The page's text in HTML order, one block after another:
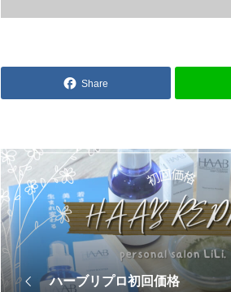
Share
ハーブリプロ初回価格